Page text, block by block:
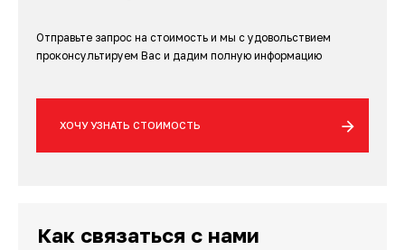
Отправьте запрос на стоимость и мы с удовольствием
проконсультируем Вас и дадим полную информацию
ХОЧУ УЗНАТЬ СТОИМОСТЬ
Как связаться с нами